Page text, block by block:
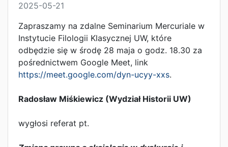
2025-05-21
Zapraszamy na zdalne Seminarium Mercuriale w
Instytucie Filologii Klasycznej UW, które
odbędzie się w środę 28 maja o godz. 18.30 za
pośrednictwem Google Meet, link
https://meet.google.com/dyn-ucyy-xxs.
Radosław Miśkiewicz (Wydział Historii UW)
wygłosi referat pt.